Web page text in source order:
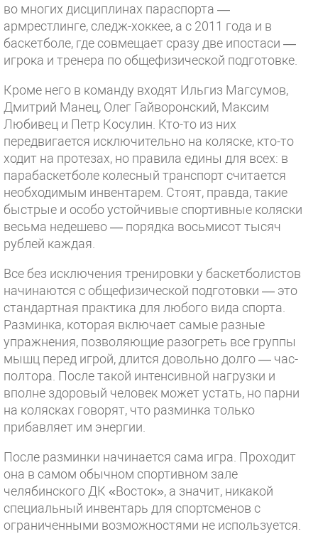
во многих дисциплинах параспорта —
армрестлинге, следж-хоккее, а с 2011 года и в
баскетболе, где совмещает сразу две ипостаси —
игрока и тренера по общефизической подготовке.
Кроме него в команду входят Ильгиз Магсумов,
Дмитрий Манец, Олег Гайворонский, Максим
Любивец и Петр Косулин. Кто-то из них
передвигается исключительно на коляске, кто-то
ходит на протезах, но правила едины для всех: в
парабаскетболе колесный транспорт считается
необходимым инвентарем. Стоят, правда, такие
быстрые и особо устойчивые спортивные коляски
весьма недешево — порядка восьмисот тысяч
рублей каждая.
Все без исключения тренировки у баскетболистов
начинаются с общефизической подготовки — это
стандартная практика для любого вида спорта.
Разминка, которая включает самые разные
упражнения, позволяющие разогреть все группы
мышц перед игрой, длится довольно долго — час-
полтора. После такой интенсивной нагрузки и
вполне здоровый человек может устать, но парни
на колясках говорят, что разминка только
прибавляет им энергии.
После разминки начинается сама игра. Проходит
она в самом обычном спортивном зале
челябинского ДК «Восток», а значит, никакой
специальный инвентарь для спортсменов с
ограниченными возможностями не используется.